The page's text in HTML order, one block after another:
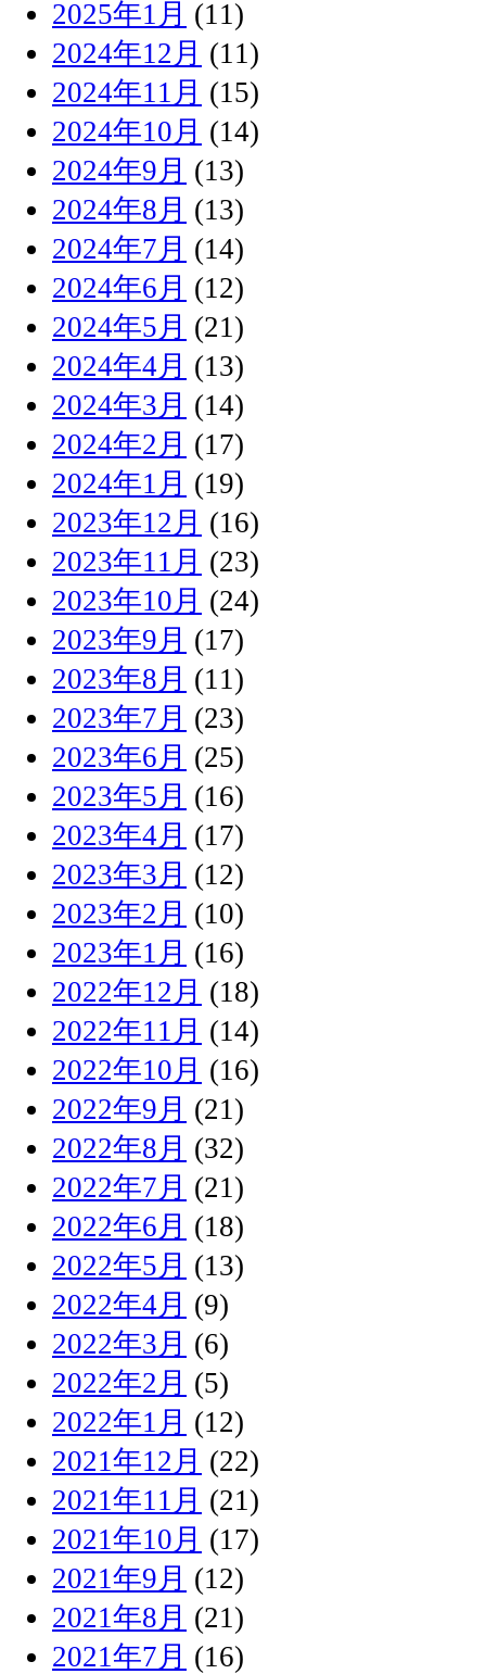
2025年1月 (11)
2024年12月 (11)
2024年11月 (15)
2024年10月 (14)
2024年9月 (13)
2024年8月 (13)
2024年7月 (14)
2024年6月 (12)
2024年5月 (21)
2024年4月 (13)
2024年3月 (14)
2024年2月 (17)
2024年1月 (19)
2023年12月 (16)
2023年11月 (23)
2023年10月 (24)
2023年9月 (17)
2023年8月 (11)
2023年7月 (23)
2023年6月 (25)
2023年5月 (16)
2023年4月 (17)
2023年3月 (12)
2023年2月 (10)
2023年1月 (16)
2022年12月 (18)
2022年11月 (14)
2022年10月 (16)
2022年9月 (21)
2022年8月 (32)
2022年7月 (21)
2022年6月 (18)
2022年5月 (13)
2022年4月 (9)
2022年3月 (6)
2022年2月 (5)
2022年1月 (12)
2021年12月 (22)
2021年11月 (21)
2021年10月 (17)
2021年9月 (12)
2021年8月 (21)
2021年7月 (16)